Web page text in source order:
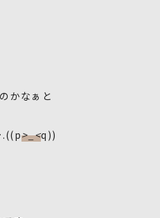
かなぁと
>_<q))